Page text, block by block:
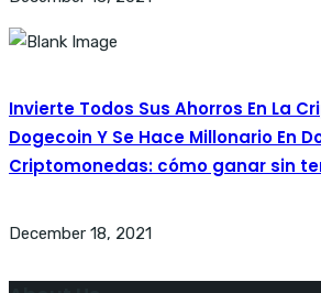
Invierte Todos Sus Ahorros En La
Dogecoin Y Se Hace Millonario En
Criptomonedas: cómo ganar sin
December 18, 2021